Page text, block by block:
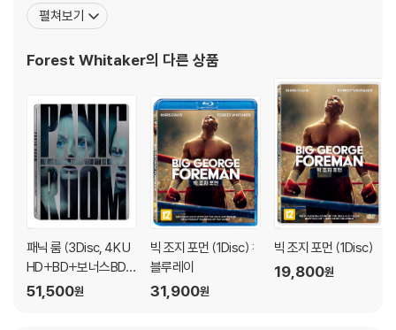
‘버드’에서 전설적인 뮤지션 찰리 파커 역으로 깐느 영화제 최우수 남
우주연상을 수상하며 할리우드의 정상급 연기자로 성공한다. 이후
화들에 출연하며 전성
펼쳐보기
Forest Whitaker의 다른 상품
패닉 룸 (3Disc, 4K U
HD+BD+보너스BD
스틸북 한정판) : 블루
51,500원
빅 조지 포먼 (1Disc) :
블루레이
31,900원
빅 조지 포먼 (1Disc)
19,800원